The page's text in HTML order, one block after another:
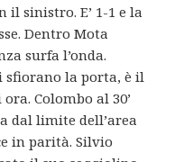
il sinistro. E’ 1-1 e la
Dentro Mota
surfa l’onda.
la porta, è il
Colombo al 30’
dal limite dell’area
in parità. Silvio